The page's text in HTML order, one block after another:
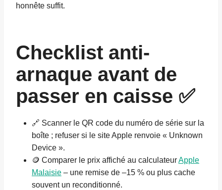
honnête suffit.
Checklist anti-
arnaque avant de
passer en caisse ✅
🔗 Scanner le QR code du numéro de série sur la
boîte ; refuser si le site Apple renvoie « Unknown
Device ».
🪙 Comparer le prix affiché au calculateurApple
Malaisie – une remise de –15 % ou plus cache
souvent un reconditionné.